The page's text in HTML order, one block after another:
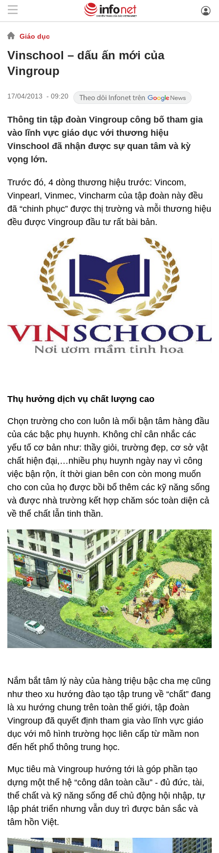
Giáo dục
Vinschool – dấu ấn mới của
Vingroup
17/04/2013 - 09:20
Thông tin tập đoàn Vingroup công bố tham gia
vào lĩnh vực giáo dục với thương hiệu
Vinschool đã nhận được sự quan tâm và kỳ
vọng lớn.
Trước đó, 4 dòng thương hiệu trước: Vincom,
Vinpearl, Vinmec, Vincharm của tập đoàn này đều
đã “chinh phục” được thị trường và mỗi thương hiệu
đều được Vingroup đầu tư rất bài bản.
Thụ hưởng dịch vụ chất lượng cao
Chọn trường cho con luôn là mối bận tâm hàng đầu
của các bậc phụ huynh. Không chỉ cân nhắc các
yếu tố cơ bản như: thầy giỏi, trường đẹp, cơ sở vật
chất hiện đại,…nhiều phụ huynh ngày nay vì công
việc bận rộn, ít thời gian bên con còn mong muốn
cho con của họ được bồi bổ thêm các kỹ năng sống
và được nhà trường kết hợp chăm sóc toàn diện cả
về thể chất lẫn tinh thần.
Nắm bắt tâm lý này của hàng triệu bậc cha mẹ cũng
như theo xu hướng đào tạo tập trung về “chất” đang
là xu hướng chung trên toàn thế giới, tập đoàn
Vingroup đã quyết định tham gia vào lĩnh vực giáo
dục với mô hình trường học liên cấp từ mầm non
đến hết phổ thông trung học.
Mục tiêu mà Vingroup hướng tới là góp phần tạo
dựng một thế hệ “công dân toàn cầu” - đủ đức, tài,
thể chất và kỹ năng sống để chủ động hội nhập, tự
lập phát triển nhưng vẫn duy trì được bản sắc và
tâm hồn Việt.